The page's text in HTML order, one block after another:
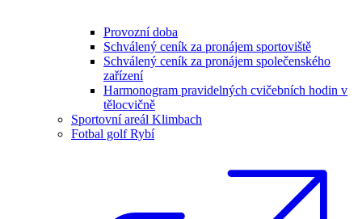
Provozní doba
Schválený ceník za pronájem sportoviště
Schválený ceník za pronájem společenského
zařízení
Harmonogram pravidelných cvičebních hodin v
tělocvičně
Sportovní areál Klimbach
Fotbal golf Rybí